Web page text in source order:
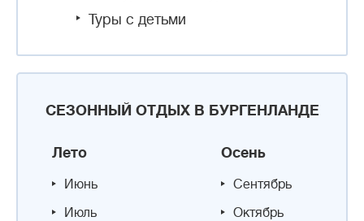
Туры с детьми
СЕЗОННЫЙ ОТДЫХ В БУРГЕНЛАНДЕ
Лето
Июнь
Июль
Осень
Сентябрь
Октябрь